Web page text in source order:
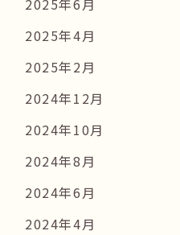
2025年6月
2025年4月
2025年2月
2024年12月
2024年10月
2024年8月
2024年6月
2024年4月